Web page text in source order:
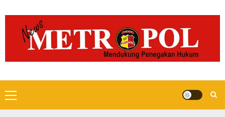
to
content
Primary
Menu